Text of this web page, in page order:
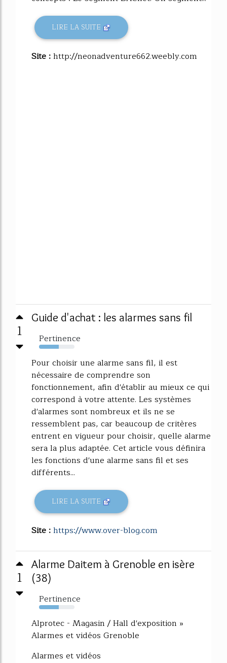
LIRE LA SUITE
Site :http://neonadventure662.weebly.com
1
Guide d'achat : les alarmes sans fil
Pertinence
56%
Pour choisir une alarme sans fil, il est
nécessaire de comprendre son
fonctionnement, afin d'établir au mieux ce qui
correspond à votre attente. Les systèmes
d'alarmes sont nombreux et ils ne se
ressemblent pas, car beaucoup de critères
entrent en vigueur pour choisir, quelle alarme
sera la plus adaptée. Cet article vous définira
les fonctions d'une alarme sans fil et ses
différents...
LIRE LA SUITE
Site :https://www.over-blog.com
1
Alarme Daitem à Grenoble en isère
(38)
Pertinence
55%
Alprotec - Magasin / Hall d'exposition »
Alarmes et vidéos Grenoble
Alarmes et vidéos